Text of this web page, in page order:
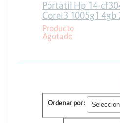
Portatil Hp 14-
Corei3 1005g1 4gb
Sdd 14 Freedos
Producto
Agotado
Ordenar por: